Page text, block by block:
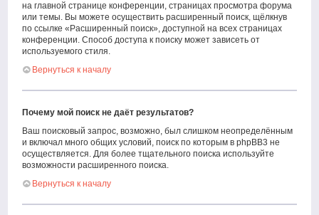
на главной странице конференции, страницах просмотра форума
или темы. Вы можете осуществить расширенный поиск, щёлкнув
по ссылке «Расширенный поиск», доступной на всех страницах
конференции. Способ доступа к поиску может зависеть от
используемого стиля.
Вернуться к началу
Почему мой поиск не даёт результатов?
Ваш поисковый запрос, возможно, был слишком неопределённым
и включал много общих условий, поиск по которым в phpBB3 не
осуществляется. Для более тщательного поиска используйте
возможности расширенного поиска.
Вернуться к началу